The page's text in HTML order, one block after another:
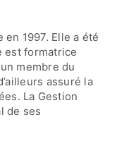
1997. Elle a été
est formatrice
membre du
assuré la
La Gestion
de ses